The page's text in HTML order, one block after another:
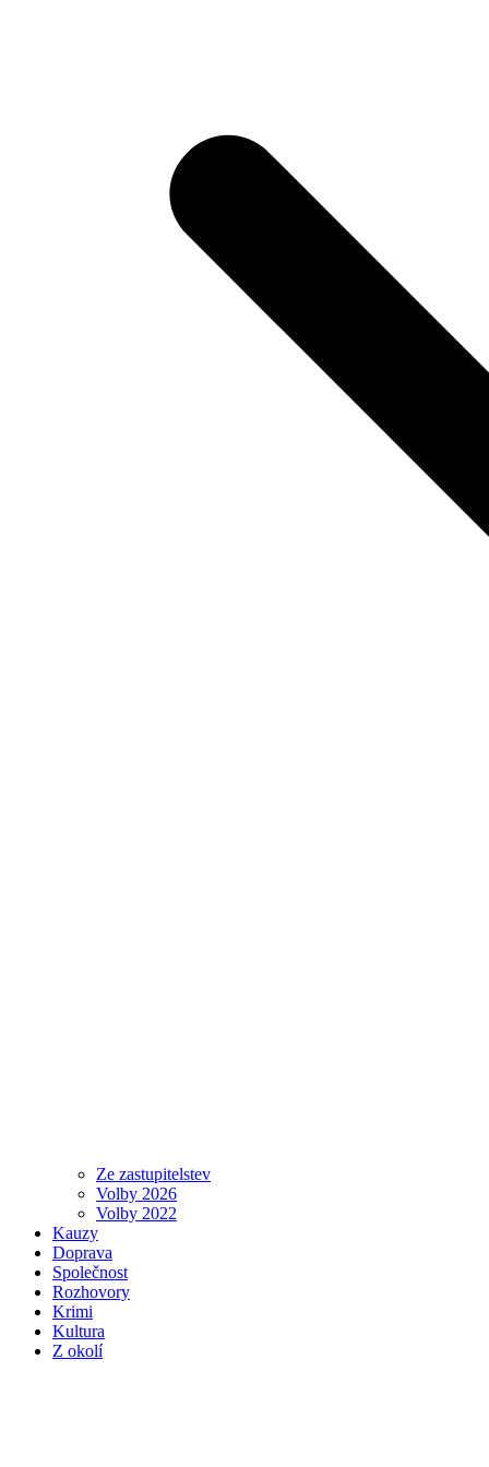
Ze zastupitelstev
Volby 2026
Volby 2022
Kauzy
Doprava
Společnost
Rozhovory
Krimi
Kultura
Z okolí